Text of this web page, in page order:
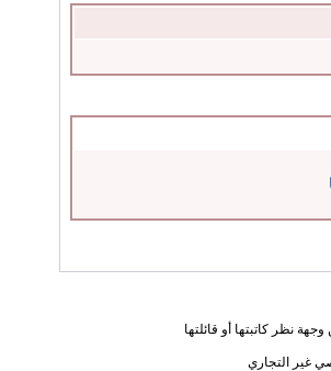
نظر كاتبتها أو قائلتها
غير التجاري